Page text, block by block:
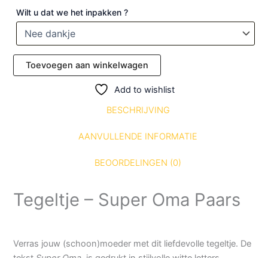
Wilt u dat we het inpakken ?
Toevoegen aan winkelwagen
Add to wishlist
BESCHRIJVING
AANVULLENDE INFORMATIE
BEOORDELINGEN (0)
Tegeltje – Super Oma Paars
Verras jouw (schoon)moeder met dit liefdevolle tegeltje. De